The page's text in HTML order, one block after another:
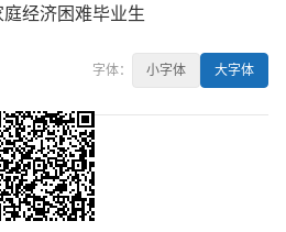
经济困难毕业生
字体： 小字体 大字体
— 分享 —